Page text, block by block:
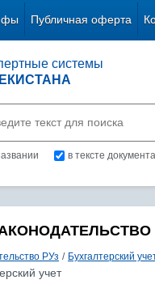
Публичная оферта
системы
в тексте документа
РУз / Бухгалтерский
учет